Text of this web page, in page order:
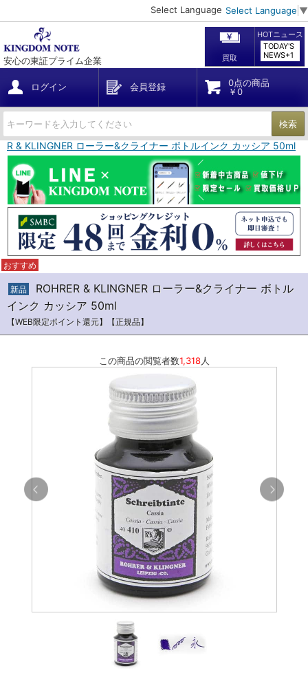
Select Language Select Language ▼
安心の東証プライム企業 買取
HOTニュース
TODAY'S
NEWS+1
ログイン 会員登録
0点の商品
￥0
検索
& KLINGNER ローラー&クライナー ボトルインク カッシア 50ml
おすすめ
新品
ROHRER & KLINGNER ローラー&クライナー ボトル
インク カッシア 50ml
【WEB限定ポイント還元】【正規品】
この商品の閲覧者数1,318人